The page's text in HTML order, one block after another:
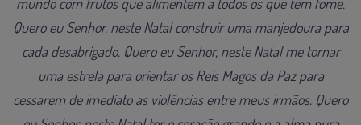
Quero eu Senhor, neste Natal construir uma manjedoura para
cada desabrigado. Quero eu Senhor, neste Natal me tornar
uma estrela para orientar os Reis Magos da Paz para
cessarem de imediato as violências entre meus irmãos. Quero